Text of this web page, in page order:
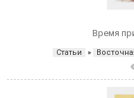
Время
Статьи »